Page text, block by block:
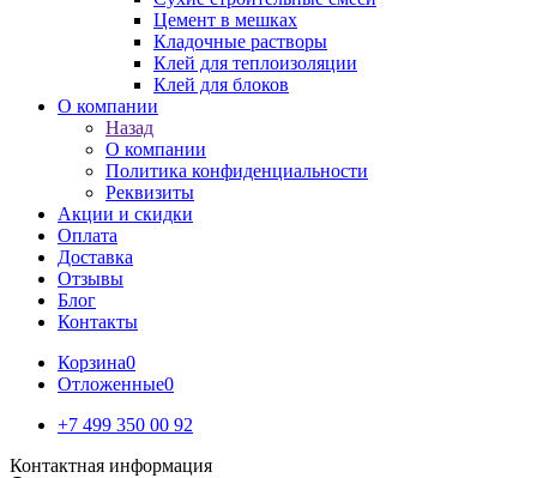
Цемент в мешках
Кладочные растворы
Клей для теплоизоляции
Клей для блоков
О компании
Назад
О компании
Политика конфиденциальности
Реквизиты
Акции и скидки
Оплата
Доставка
Отзывы
Блог
Контакты
Корзина0
Отложенные0
+7 499 350 00 92
Контактная информация